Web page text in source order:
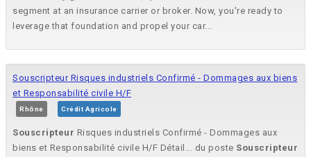
segment at an insurance carrier or broker. Now, you're ready to
leverage that foundation and propel your car...
Souscripteur Risques industriels Confirmé - Dommages aux biens
et Responsabilité civile H/F
Rhône Crédit Agricole
Souscripteur Risques industriels Confirmé - Dommages aux
biens et Responsabilité civile H/F Détail... du poste Souscripteur